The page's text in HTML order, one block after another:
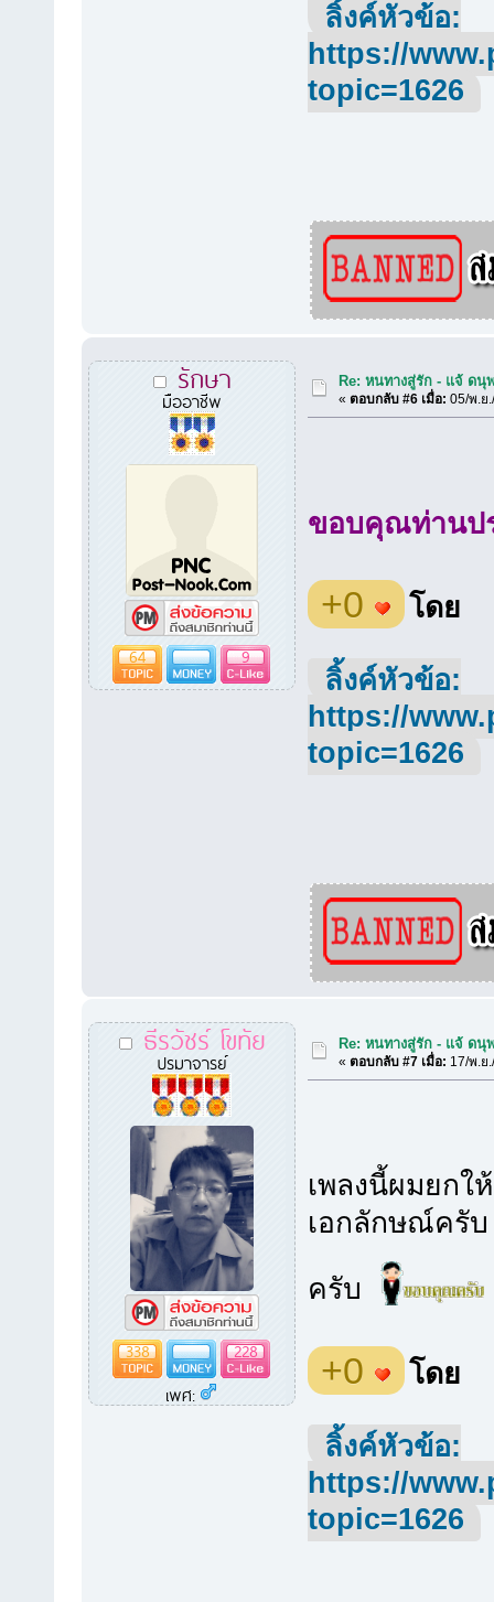
ลิ้งค์หัวข้อ:
https://
topic=1626
รักษา
มืออาชีพ
64 9
Re: หนทางสู่รัก - แจ้ ดนุ
«ตอบกลับ #6 เมื่อ: 05/พ.ย
ขอบคุณท่านปร
+0 โดย
ลิ้งค์หัวข้อ:
https://
topic=1626
ธีรวัชร์ โขทัย
ปรมาจารย์
338
228
เพศ:
Re: หนทางสู่รัก - แจ้ ดนุ
«ตอบกลับ #7 เมื่อ: 17/พ.ย
เพลงนี้ผมยกใ
เอกลักษณ์ครับ
ครับ
+0 โดย
ลิ้งค์หัวข้อ:
https://
topic=1626